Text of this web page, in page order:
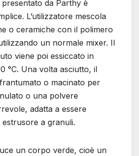
presentato da Parthy è
L’utilizzatore mescola
o ceramiche con il polimero
un normale mixer. Il
viene poi essiccato in
°C. Una volta asciutto, il
o macinato per
o una polvere
adatta a essere
a granuli.
un corpo verde, cioè un